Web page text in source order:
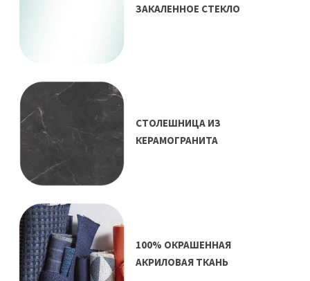
ЗАКАЛЕННОЕ СТЕКЛО
СТОЛЕШНИЦА ИЗ
КЕРАМОГРАНИТА
100% ОКРАШЕННАЯ
АКРИЛОВАЯ ТКАНЬ